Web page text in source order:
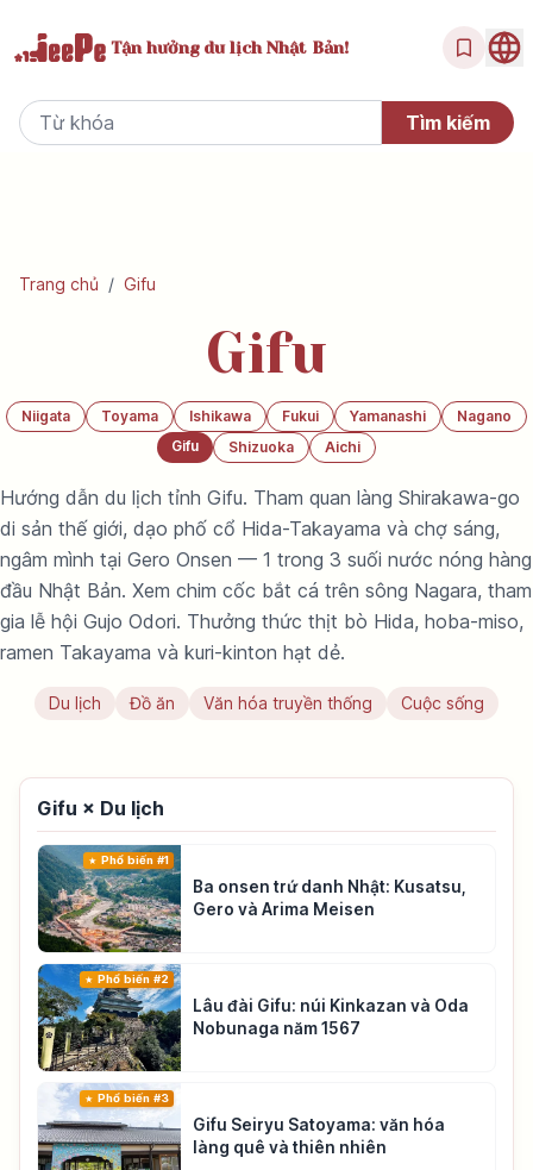
Tận hưởngdu lịch Nhật Bản!
Trang chủ / Gifu
Gifu
Niigata Toyama Ishikawa Fukui Yamanashi
Nagano
Gifu
Shizuoka Aichi
Hướng dẫn du lịch tỉnh Gifu. Tham quan làng Shirakawa-go
di sản thế giới, dạo phố cổ Hida-Takayama và chợ sáng,
ngâm mình tại Gero Onsen — 1 trong 3 suối nước nóng hàng
đầu Nhật Bản. Xem chim cốc bắt cá trên sông Nagara, tham
gia lễ hội Gujo Odori. Thưởng thức thịt bò Hida, hoba-miso,
ramen Takayama và kuri-kinton hạt dẻ.
Du lịch Đồ ăn Văn hóa truyền thống Cuộc sống
Gifu × Du lịch
Phổ biến #1
Ba onsen trứ danh Nhật: Kusatsu,
Gero và Arima Meisen
Phổ biến #2
Lâu đài Gifu: núi Kinkazan và Oda
Nobunaga năm 1567
Phổ biến #3
Gifu Seiryu Satoyama: văn hóa
làng quê và thiên nhiên